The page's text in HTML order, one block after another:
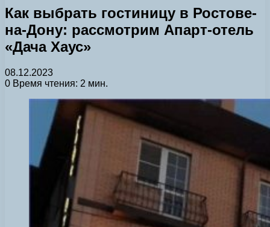
Как выбрать гостиницу в Ростове-
на-Дону: рассмотрим Апарт-отель
«Дача Хаус»
08.12.2023
0 Время чтения: 2 мин.